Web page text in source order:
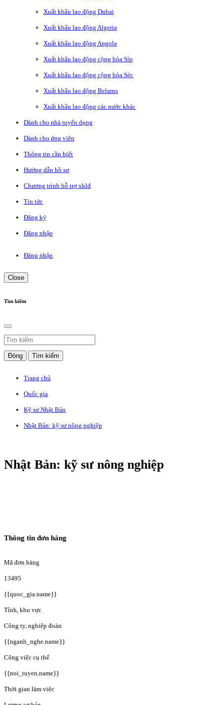
Xuất khẩu lao động Dubai
Xuất khẩu lao động Algeria
Xuất khẩu lao động Angola
Xuất khẩu lao động cộng hòa Síp
Xuất khẩu lao động cộng hòa Séc
Xuất khẩu lao động Belarus
Xuất khẩu lao động các nước khác
Dành cho nhà tuyển dụng
Dành cho ứng viên
Thông tin cần biết
Hướng dẫn hồ sơ
Chương trình hỗ trợ xklđ
Tin tức
Đăng ký
Đăng nhập
Đăng nhập
Close
Tìm kiếm
Đóng Tìm kiếm
Trang chủ
Quốc gia
Kỹ sư Nhật Bản
Nhật Bản: kỹ sư nông nghiệp
Nhật Bản: kỹ sư nông nghiệp
Thông tin đơn hàng
Mã đơn hàng
13495
{{quoc_gia.name}}
Tỉnh, khu vực
Công ty, nghiệp đoàn
{{nganh_nghe.name}}
Công việc cụ thể
{{noi_tuyen.name}}
Thời gian làm việc